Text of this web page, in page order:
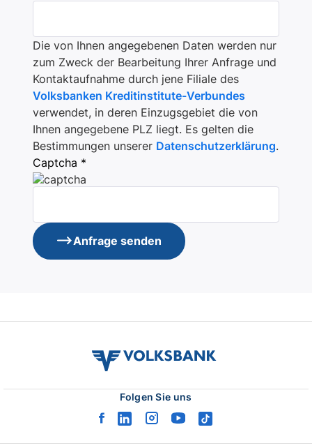
Die von Ihnen angegebenen Daten werden nur
zum Zweck der Bearbeitung Ihrer Anfrage und
Kontaktaufnahme durch jene Filiale des
Volksbanken Kreditinstitute-Verbundes
verwendet, in deren Einzugsgebiet die von
Ihnen angegebene PLZ liegt. Es gelten die
Bestimmungen unserer Datenschutzerklärung.
Captcha *
Anfrage senden
volksbank
Folgen Sie uns
facebook
linkedininstagram
youtubetiktok